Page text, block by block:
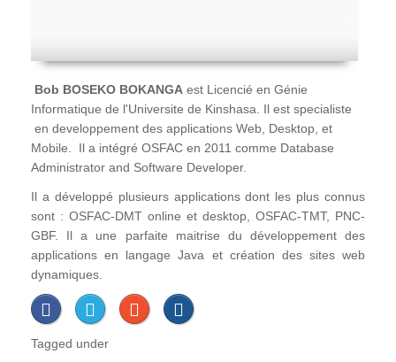
Bob BOSEKO BOKANGA est Licencié en Génie
Informatique de l'Universite de Kinshasa. Il est specialiste
en developpement des applications Web, Desktop, et
Mobile. Il a intégré OSFAC en 2011 comme Database
Administrator and Software Developer.
Il a développé plusieurs applications dont les plus connus
sont : OSFAC-DMT online et desktop, OSFAC-TMT, PNC-
GBF. Il a une parfaite maitrise du développement des
applications en langage Java et création des sites web
dynamiques.
Tagged under